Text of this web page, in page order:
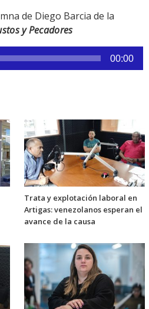
de Diego Barcia de la
y Pecadores
00:00
Trata y explotación laboral en
Artigas: venezolanos esperan el
avance de la causa